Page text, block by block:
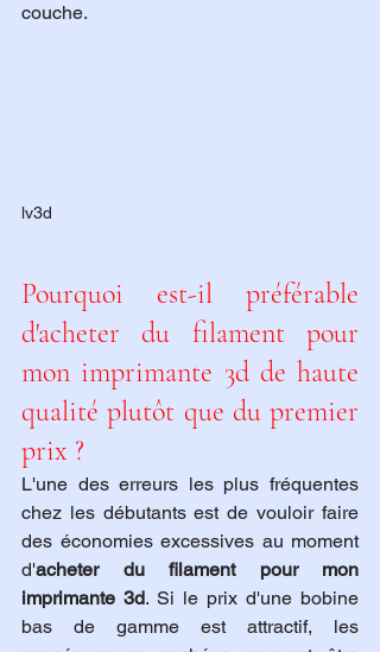
couche.
lv3d
Pourquoi est-il préférable
d'acheter du filament pour
mon imprimante 3d de haute
qualité plutôt que du premier
prix ?
L'une des erreurs les plus fréquentes
chez les débutants est de vouloir faire
des économies excessives au moment
d'acheter du filament pour mon
imprimante 3d. Si le prix d'une bobine
bas de gamme est attractif, les